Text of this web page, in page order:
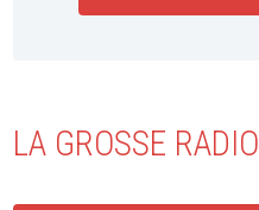
LA GROSSE RADIO